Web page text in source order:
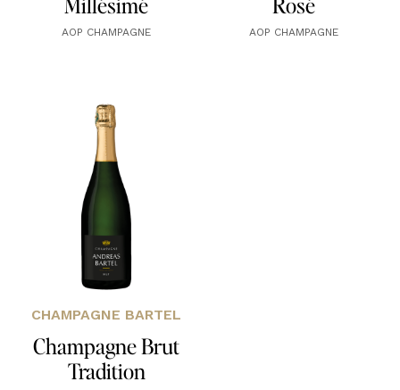
AOP CHAMPAGNE AOP CHAMPAGNE
CHAMPAGNE BARTEL
Champagne Brut
Tradition